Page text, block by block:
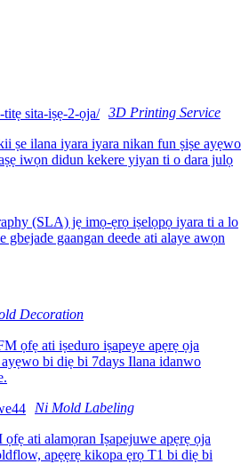
3D Printing Service
ṣe ilana iyara iyara nikan fun ṣiṣe ayẹwo
iwọn didun kekere yiyan ti o dara julọ
(SLA) jẹ imọ-ẹrọ iṣelọpọ iyara ti a lo
gbejade gaangan deede ati alaye awọn
Decoration
ọfẹ ati iṣeduro iṣapeye apẹrẹ ọja
bi diẹ bi 7days Ilana idanwo
Ni Mold Labeling
ati alamọran Iṣapejuwe apẹrẹ ọja
apẹẹrẹ kikopa ẹrọ T1 bi diẹ bi